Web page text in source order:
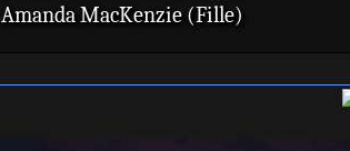
Amanda MacKenzie (Fille)